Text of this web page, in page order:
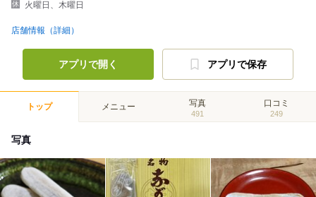
火曜日、木曜日
店舗情報（詳細）
アプリで開く アプリで保存
トップ メニュー 写真
491
口コミ
249
写真